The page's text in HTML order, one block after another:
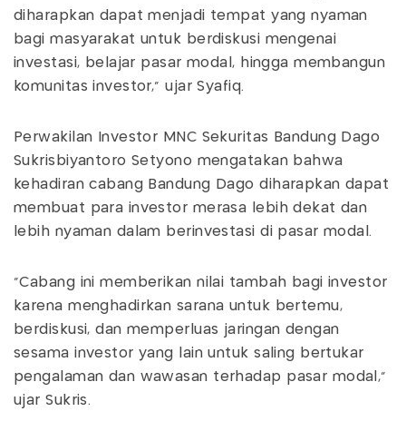
diharapkan dapat menjadi tempat yang nyaman
bagi masyarakat untuk berdiskusi mengenai
investasi, belajar pasar modal, hingga membangun
komunitas investor,” ujar Syafiq.
Perwakilan Investor MNC Sekuritas Bandung Dago
Sukrisbiyantoro Setyono mengatakan bahwa
kehadiran cabang Bandung Dago diharapkan dapat
membuat para investor merasa lebih dekat dan
lebih nyaman dalam berinvestasi di pasar modal.
“Cabang ini memberikan nilai tambah bagi investor
karena menghadirkan sarana untuk bertemu,
berdiskusi, dan memperluas jaringan dengan
sesama investor yang lain untuk saling bertukar
pengalaman dan wawasan terhadap pasar modal,”
ujar Sukris.